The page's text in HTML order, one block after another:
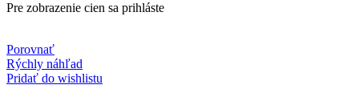
Pre zobrazenie cien sa prihláste
Porovnať
Rýchly náhľad
Pridať do wishlistu